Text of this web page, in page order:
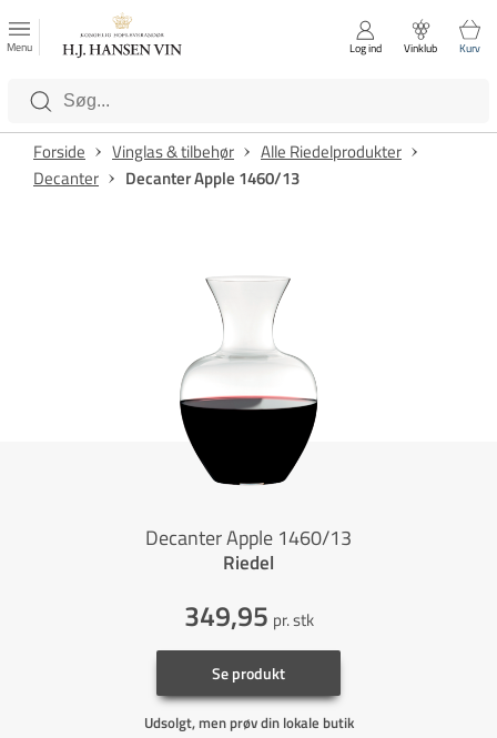
Luk
Kategorier
Menu Log ind Vinklub Kurv
Forside Vinglas & tilbehør
Alle Riedelprodukter
Decanter
Decanter Apple 1460/13
Decanter Apple 1460/13
Riedel
349,95 pr. stk
Se produkt
Udsolgt, men prøv din lokale butik